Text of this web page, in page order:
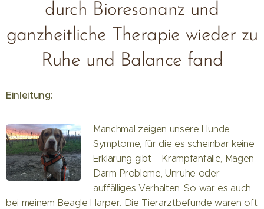
durch Bioresonanz und
ganzheitliche Therapie wieder zu
Ruhe und Balance fand
Einleitung:
Manchmal zeigen unsere Hunde
Symptome, für die es scheinbar keine
Erklärung gibt – Krampfanfälle, Magen-
Darm-Probleme, Unruhe oder
auffälliges Verhalten. So war es auch
bei meinem Beagle Harper. Die Tierarztbefunde waren oft